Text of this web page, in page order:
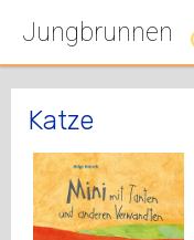
Jungbrunnen
Katze